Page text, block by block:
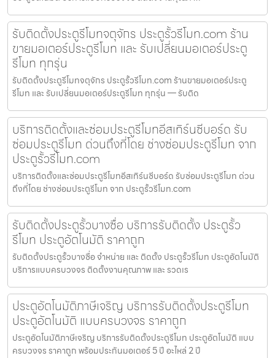
รับติดตั้งประตูรีโมทจตุจักร ประตูรั้วรีโมท.com ร้าน
ขายมอเตอร์ประตูรีโมท และ รับเปลี่ยนมอเตอร์ประตู
รีโมท ทุกรุ่น
รับติดตั้งประตูรีโมทจตุจักร ประตูรั้วรีโมท.com ร้านขายมอเตอร์ประตู
รีโมท และ รับเปลี่ยนมอเตอร์ประตูรีโมท ทุกรุ่น — รับติด
บริการติดตั้งและซ่อมประตูรีโมทอีสเทิร์นซีบอร์ด รับ
ซ่อมประตูรีโมท ด่วนถึงที่โดย ช่างซ่อมประตูรีโมท จาก
ประตูรั้วรีโมท.com
บริการติดตั้งและซ่อมประตูรีโมทอีสเทิร์นซีบอร์ด รับซ่อมประตูรีโมท ด่วน
ถึงที่โดย ช่างซ่อมประตูรีโมท จาก ประตูรั้วรีโมท.com
รับติดตั้งประตูรั้วบางซื่อ บริการรับติดตั้ง ประตูรั้ว
รีโมท ประตูอัตโนมัติ ราคาถูก
รับติดตั้งประตูรั้วบางซื่อ จำหน่าย และ ติดตั้ง ประตูรั้วรีโมท ประตูอัตโนมัติ
บริการแบบครบวงจร ติดตั้งงานคุณภาพ และ รวดเร
ประตูอัตโนมัติภาษีเจริญ บริการรับติดตั้งประตูรีโมท
ประตูอัตโนมัติ แบบครบวงจร ราคาถูก
ประตูอัตโนมัติภาษีเจริญ บริการรับติดตั้งประตูรีโมท ประตูอัตโนมัติ แบบ
ครบวงจร ราคาถูก พร้อมประกันมอเตอร์ 5 ปี อะไหล่ 2 ปี